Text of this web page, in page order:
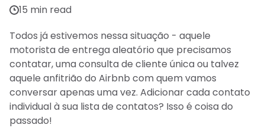
15 min read
Todos já estivemos nessa situação - aquele
motorista de entrega aleatório que precisamos
contatar, uma consulta de cliente única ou talvez
aquele anfitrião do Airbnb com quem vamos
conversar apenas uma vez. Adicionar cada contato
individual à sua lista de contatos? Isso é coisa do
passado!